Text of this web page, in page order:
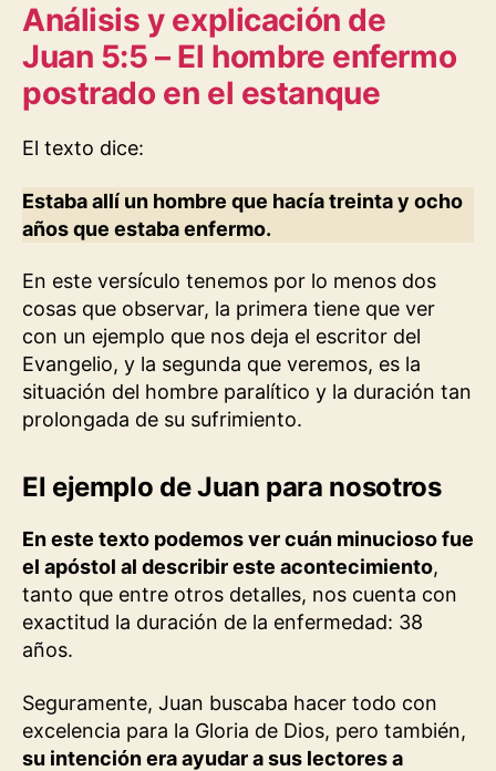
Análisis y explicación de
Juan 5:5 – El hombre enfermo
postrado en el estanque
El texto dice:
Estaba allí un hombre que hacía treinta y ocho
años que estaba enfermo.
En este versículo tenemos por lo menos dos
cosas que observar, la primera tiene que ver
con un ejemplo que nos deja el escritor del
Evangelio, y la segunda que veremos, es la
situación del hombre paralítico y la duración tan
prolongada de su sufrimiento.
El ejemplo de Juan para nosotros
En este texto podemos ver cuán minucioso fue
el apóstol al describir este acontecimiento,
tanto que entre otros detalles, nos cuenta con
exactitud la duración de la enfermedad: 38
años.
Seguramente, Juan buscaba hacer todo con
excelencia para la Gloria de Dios, pero también,
su intención era ayudar a sus lectores a